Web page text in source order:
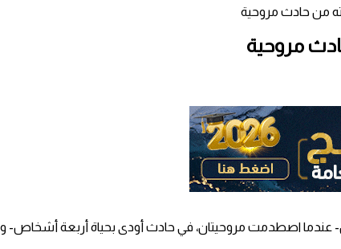
من حادث مروحية
مروحية
قبل أسبوعين- عندما اصطدمت مروحيتان، في حادث أودى بحياة